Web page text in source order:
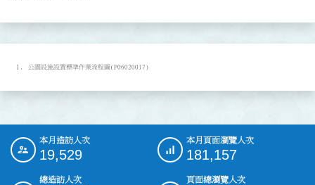
公園設施設置標準作業流程圖(P06020017)
::: 本月造訪人次
19,529
本月頁面瀏覽人次
181,157
總造訪人次
頁面總瀏覽人次